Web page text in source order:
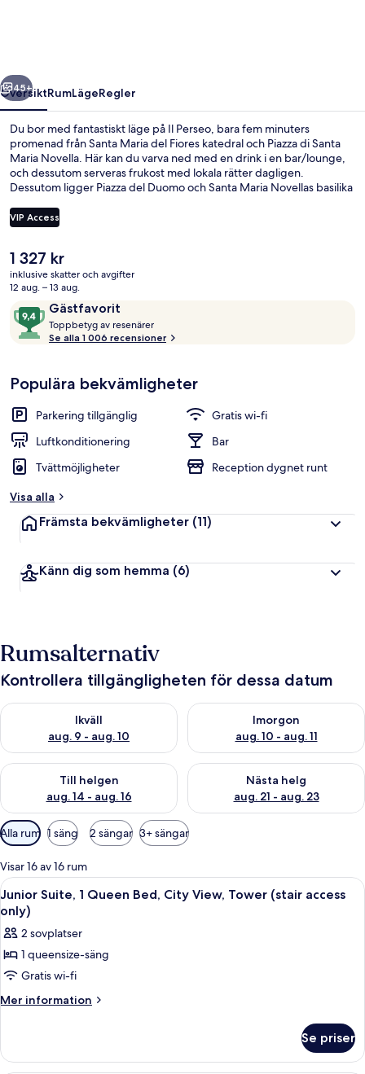
Nästa
45+
ÖversiktRumLägeRegler
Du bor med fantastiskt läge på Il Perseo, bara fem minuters
promenad från Santa Maria del Fiores katedral och Piazza di Santa
Maria Novella. Här kan du varva ned med en drink i en bar/lounge,
och dessutom serveras frukost med lokala rätter dagligen.
Dessutom ligger Piazza del Duomo och Santa Maria Novellas basilika
och frukosten brukar uppskattas av våra resenärer. Kollektivtrafik
finns i närheten. Till Unità spårvagnshållplats tar det 5 minuter att gå
det 7 minuter.
VIP Access
Det
nuvarande
priset
1 327 kr
1 327 kr
inklusive skatter och avgifter
12 aug. – 13 aug.
RecensionerGästfavorit
9,4
av
10,
Toppbetyg av resenärer
o
b
r
e
n
Se alla 1 006 recensioner
Populära bekvämligheter
Parkering tillgänglig
Gratis wi-fi
Luftkonditionering
Bar
Tvättmöjligheter
Reception dygnet runt
Visa alla
Främsta bekvämligheter (11)
Känn dig som hemma (6)
Rumsalternativ
Kontrollera tillgängligheten för dessa datum
Ikväll
aug. 9 - aug. 10
Kontrollera tillgängligheten för ikväll aug. 9 - aug. 10
Imorgon
aug. 10 - aug. 11
Kontrollera tillgängligheten
Till helgen
aug. 14 - aug. 16
Kontrollera tillgängligheten för den här helgen aug. 14 - aug.
Nästa helg
aug. 21 - aug. 23
Kontrollera tillgängligheten
Tillgängliga
filter
för
rum
Alla rum 1 säng 2 sängar 3+ sängar
Visar 16 av 16 rum
Öppna
alla
foton
för
Junior
Suite,
1
City
Ett sovrum med en säng, ett
15
Junior Suite, 1 Queen Bed, City View, Tower (stair access
only)
2 sovplatser
1 queensize-säng
Gratis wi-fi
Mer information
Mer
Suite,
Se priser